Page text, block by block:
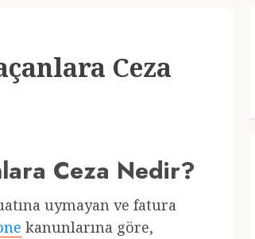
Ceza
Ceza Nedir?
uymayan ve fatura
kanunlarına göre,